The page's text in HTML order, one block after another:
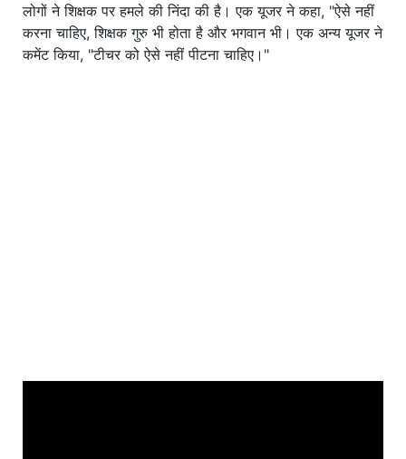
लोगों ने शिक्षक पर हमले की निंदा की है। एक यूजर ने कहा, "ऐसे नहीं
करना चाहिए, शिक्षक गुरु भी होता है और भगवान भी। एक अन्य यूजर ने
कमेंट किया, "टीचर को ऐसे नहीं पीटना चाहिए।"